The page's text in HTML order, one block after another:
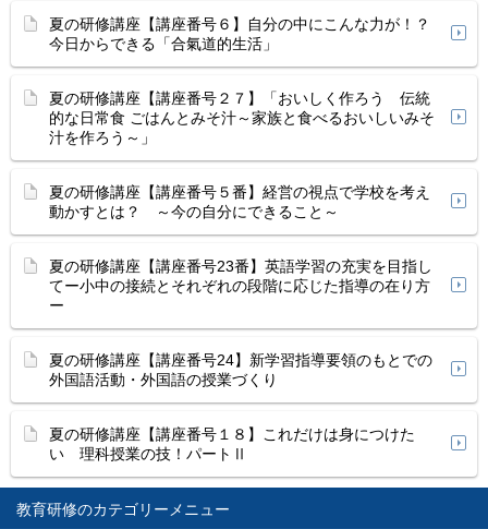
教育研修
夏の研修講座【講座番号６】自分の中にこんな力が！？
今日からできる「合氣道的生活」
夏の研修講座【講座番号２７】「おいしく作ろう 伝統
的な日常食 ごはんとみそ汁～家族と食べるおいしいみそ
汁を作ろう～」
夏の研修講座【講座番号５番】経営の視点で学校を考え
動かすとは？ ～今の自分にできること～
夏の研修講座【講座番号23番】英語学習の充実を目指し
てー小中の接続とそれぞれの段階に応じた指導の在り方
ー
夏の研修講座【講座番号24】新学習指導要領のもとでの
外国語活動・外国語の授業づくり
夏の研修講座【講座番号１８】これだけは身につけた
い 理科授業の技！パートⅡ